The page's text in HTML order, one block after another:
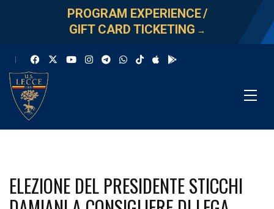
PROGRAM EXPERIENCE/
GIFT CARD TICKETING →
ELEZIONE DEL PRESIDENTE STICCHI